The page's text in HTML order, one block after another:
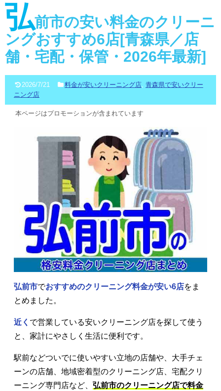
弘前市の安い料金のクリーニ
ングおすすめ6店[青森県／店
舗・宅配・保管・2026年最新]
2026/7/21 料金が安いクリーニング店, 青森県で安いクリー
ニング店
本ページはプロモーションが含まれています
弘前市でおすすめのクリーニング料金が安い6店をま
とめました。
近く で営業している安いクリーニング店を探して使う
と、家計にやさしく生活に便利です。
駅前などついでに使いやすい立地の店舗や、大手チェ
ーンの店舗、地域密着型のクリーニング店、宅配クリ
ーニング専門店など、 弘前市のクリーニング店で料金